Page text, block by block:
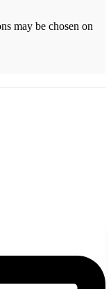
may be chosen on